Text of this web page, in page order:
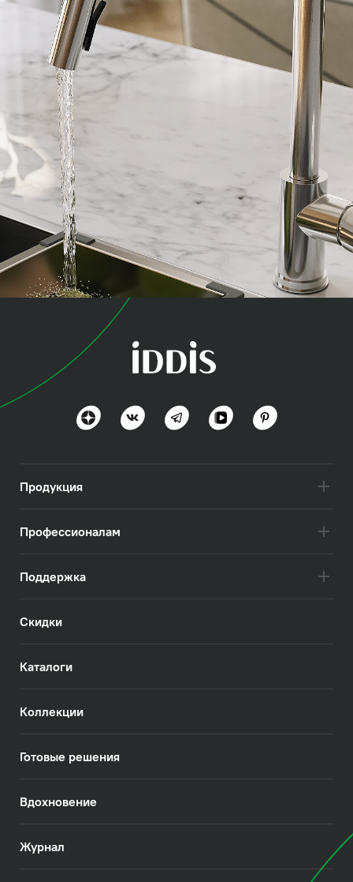
коллекция
Куба (Cuba)
Продукция
Профессионалам
Поддержка
Скидки
Каталоги
Коллекции
Готовые решения
Вдохновение
Журнал